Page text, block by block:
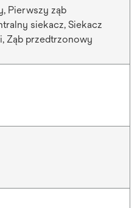
Pierwszy ząb
siekacz, Siekacz
Ząb przedtrzonowy